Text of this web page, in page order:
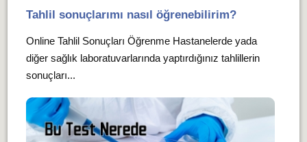
Tahlil sonuçlarımı nasıl öğrenebilirim?
Online Tahlil Sonuçları Öğrenme Hastanelerde yada
diğer sağlık laboratuvarlarında yaptırdığınız tahlillerin
sonuçları...